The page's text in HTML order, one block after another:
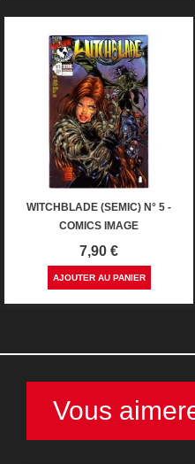
WITCHBLADE (SEMIC) N° 5 -
COMICS IMAGE
Prix
7,90 €
AJOUTER AU PANIER
Vous